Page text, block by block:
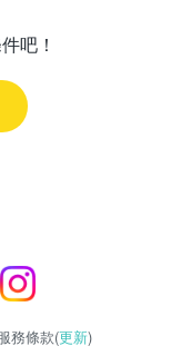
吧！
務條款(更新)